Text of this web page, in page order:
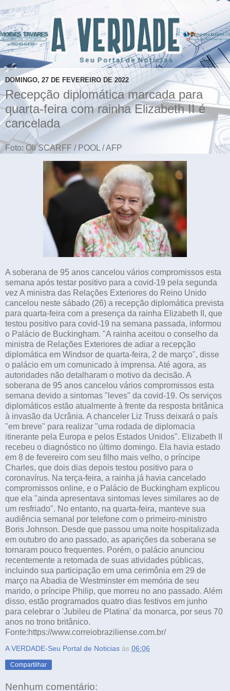
DOMINGO, 27 DE FEVEREIRO DE 2022
Recepção diplomática marcada para
quarta-feira com rainha Elizabeth II é
cancelada
Foto: Oli SCARFF / POOL / AFP
A soberana de 95 anos cancelou vários compromissos esta
semana após testar positivo para a covid-19 pela segunda
vez A ministra das Relações Exteriores do Reino Unido
cancelou neste sábado (26) a recepção diplomática prevista
para quarta-feira com a presença da rainha Elizabeth II, que
testou positivo para covid-19 na semana passada, informou
o Palácio de Buckingham. "A rainha aceitou o conselho da
ministra de Relações Exteriores de adiar a recepção
diplomática em Windsor de quarta-feira, 2 de março", disse
o palácio em um comunicado à imprensa. Até agora, as
autoridades não detalharam o motivo da decisão. A
soberana de 95 anos cancelou vários compromissos esta
semana devido a sintomas "leves" da covid-19. Os serviços
diplomáticos estão atualmente à frente da resposta britânica
à invasão da Ucrânia. A chanceler Liz Truss deixará o país
"em breve" para realizar "uma rodada de diplomacia
itinerante pela Europa e pelos Estados Unidos". Elizabeth II
recebeu o diagnóstico no último domingo. Ela havia estado
em 8 de fevereiro com seu filho mais velho, o príncipe
Charles, que dois dias depois testou positivo para o
coronavírus. Na terça-feira, a rainha já havia cancelado
compromissos online, e o Palácio de Buckingham explicou
que ela "ainda apresentava sintomas leves similares ao de
um resfriado". No entanto, na quarta-feira, manteve sua
audiência semanal por telefone com o primeiro-ministro
Boris Johnson. Desde que passou uma noite hospitalizada
em outubro do ano passado, as aparições da soberana se
tornaram pouco frequentes. Porém, o palácio anunciou
recentemente a retomada de suas atividades públicas,
incluindo sua participação em uma cerimônia em 29 de
março na Abadia de Westminster em memória de seu
marido, o príncipe Philip, que morreu no ano passado. Além
disso, estão programados quatro dias festivos em junho
para celebrar o 'Jubileu de Platina' da monarca, por seus 70
anos no trono britânico.
Fonte:https://www.correiobraziliense.com.br/
A VERDADE-Seu Portal de Noticias às 06:06
Compartilhar
Nenhum comentário: